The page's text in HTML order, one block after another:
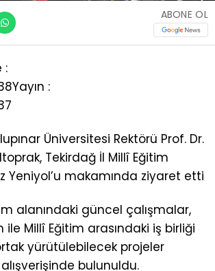
ABONE OL
:
Yayın :
Üniversitesi Rektörü Prof. Dr.
Tekirdağ İl Millî Eğitim
Yeniyol’u makamında ziyaret etti
alanındaki güncel çalışmalar,
Millî Eğitim arasındaki iş birliği
yürütülebilecek projeler
bulunuldu.